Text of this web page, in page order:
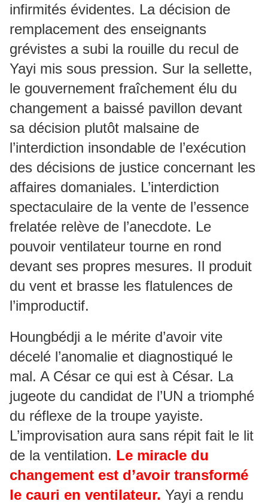
infirmités évidentes. La décision de
remplacement des enseignants
grévistes a subi la rouille du recul de
Yayi mis sous pression. Sur la sellette,
le gouvernement fraîchement élu du
changement a baissé pavillon devant
sa décision plutôt malsaine de
l’interdiction insondable de l’exécution
des décisions de justice concernant les
affaires domaniales. L’interdiction
spectaculaire de la vente de l’essence
frelatée relève de l’anecdote. Le
pouvoir ventilateur tourne en rond
devant ses propres mesures. Il produit
du vent et brasse les flatulences de
l’improductif.
Houngbédji a le mérite d’avoir vite
décelé l’anomalie et diagnostiqué le
mal. A César ce qui est à César. La
jugeote du candidat de l’UN a triomphé
du réflexe de la troupe yayiste.
L’improvisation aura sans répit fait le lit
de la ventilation. Le miracle du
changement est d’avoir transformé
le cauri en ventilateur. Yayi a rendu